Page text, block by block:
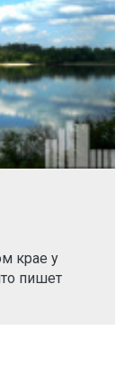
крае у
пишет